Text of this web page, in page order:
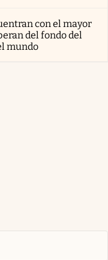
con el mayor
del fondo del
mundo